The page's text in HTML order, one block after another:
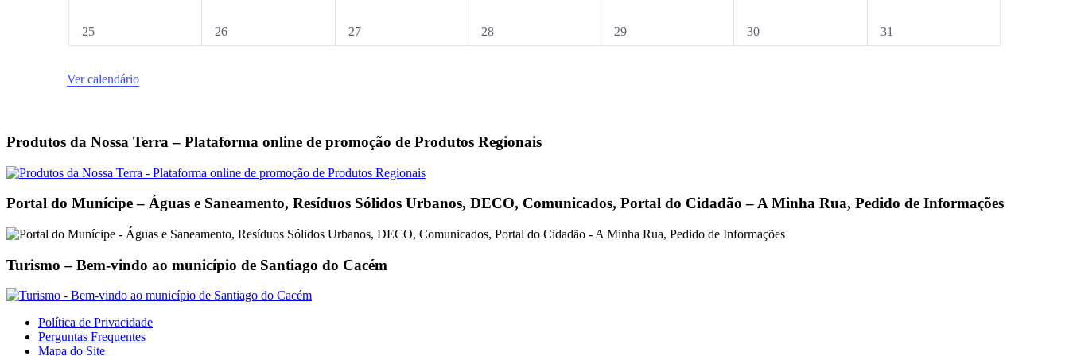
0
eventos,
25
0
eventos,
26
0
eventos,
27
0
eventos,
28
0
eventos,
29
0
eventos,
30
0
eventos,
31
Ver calendário
Produtos da Nossa Terra – Plataforma online de promoção de Produtos Regionais
Portal do Munícipe – Águas e Saneamento, Resíduos Sólidos Urbanos, DECO, Comunicados, Portal do Cidadão – A Minha Rua, Pedido de Informações
Turismo – Bem-vindo ao município de Santiago do Cacém
FooterPolítica de Privacidade
Perguntas Frequentes
Mapa do Site